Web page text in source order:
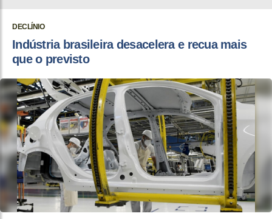
DECLÍNIO
Indústria brasileira desacelera e recua mais
que o previsto